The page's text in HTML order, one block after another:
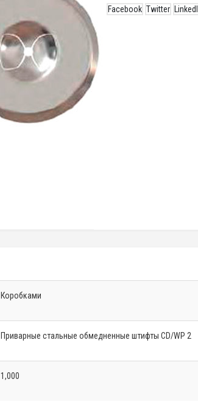
Facebook Twitter
Коробками
Приварные стальные обмедненные штифты CD/WP 2
1,000